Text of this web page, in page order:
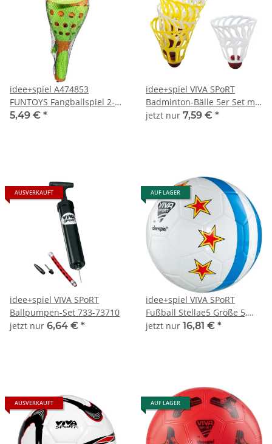
idee+spiel A474853
FUNTOYS Fangballspiel 2-
teilig
5,49 € *
idee+spiel VIVA SPoRT
Badminton-Bälle 5er Set mit
Gummi-Kopf 741-74106
jetzt nur 7,59 € *
AUSVERKAUFT
idee+spiel VIVA SPoRT
Ballpumpen-Set 733-73710
jetzt nur 6,64 € *
AUF LAGER
idee+spiel VIVA SPoRT
Fußball Stellae5 Größe 5,
733-29205
jetzt nur 16,81 € *
AUSVERKAUFT AUF LAGER